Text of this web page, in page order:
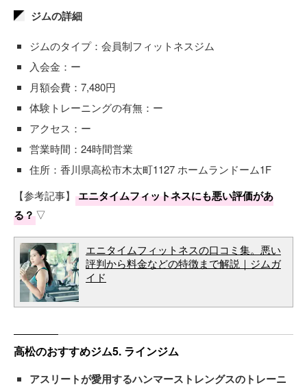
ジムの詳細
ジムのタイプ：会員制フィットネスジム
入会金：ー
月額会費：7,480円
体験トレーニングの有無：ー
アクセス：ー
営業時間：24時間営業
住所：香川県高松市木太町1127 ホームランドーム1F
【参考記事】
エニタイムフィットネスにも悪い評価があ
る？▽
エニタイムフィットネスの口コミ集。悪い
評判から料金などの特徴まで解説｜ジムガ
イド
高松のおすすめジム5. ラインジム
アスリートが愛用するハンマーストレングスのトレーニ